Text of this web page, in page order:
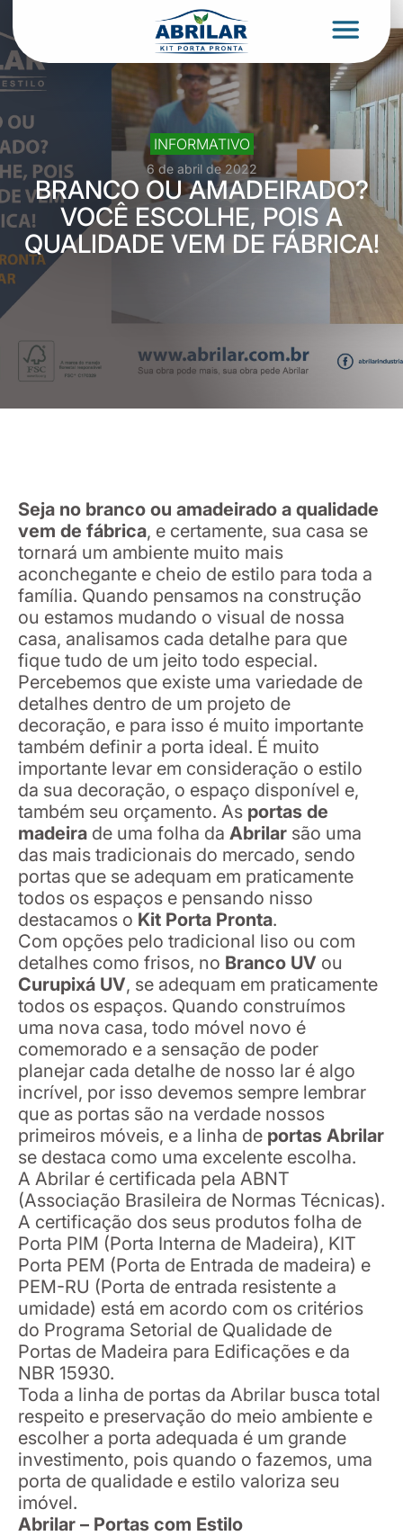
INFORMATIVO
6 de abril de 2022
BRANCO OU AMADEIRADO?
VOCÊ ESCOLHE, POIS A
QUALIDADE VEM DE FÁBRICA!
Seja no branco ou amadeirado a qualidade
vem de fábrica, e certamente, sua casa se
tornará um ambiente muito mais
aconchegante e cheio de estilo para toda a
família. Quando pensamos na construção
ou estamos mudando o visual de nossa
casa, analisamos cada detalhe para que
fique tudo de um jeito todo especial.
Percebemos que existe uma variedade de
detalhes dentro de um projeto de
decoração, e para isso é muito importante
também definir a porta ideal. É muito
importante levar em consideração o estilo
da sua decoração, o espaço disponível e,
também seu orçamento. As portas de
madeira de uma folha da Abrilar são uma
das mais tradicionais do mercado, sendo
portas que se adequam em praticamente
todos os espaços e pensando nisso
destacamos o Kit Porta Pronta.
Com opções pelo tradicional liso ou com
detalhes como frisos, no Branco UV ou
Curupixá UV, se adequam em praticamente
todos os espaços. Quando construímos
uma nova casa, todo móvel novo é
comemorado e a sensação de poder
planejar cada detalhe de nosso lar é algo
incrível, por isso devemos sempre lembrar
que as portas são na verdade nossos
primeiros móveis, e a linha de portas Abrilar
se destaca como uma excelente escolha.
A Abrilar é certificada pela ABNT
(Associação Brasileira de Normas Técnicas).
A certificação dos seus produtos folha de
Porta PIM (Porta Interna de Madeira), KIT
Porta PEM (Porta de Entrada de madeira) e
PEM-RU (Porta de entrada resistente a
umidade) está em acordo com os critérios
do Programa Setorial de Qualidade de
Portas de Madeira para Edificações e da
NBR 15930.
Toda a linha de portas da Abrilar busca total
respeito e preservação do meio ambiente e
escolher a porta adequada é um grande
investimento, pois quando o fazemos, uma
porta de qualidade e estilo valoriza seu
imóvel.
Abrilar – Portas com Estilo